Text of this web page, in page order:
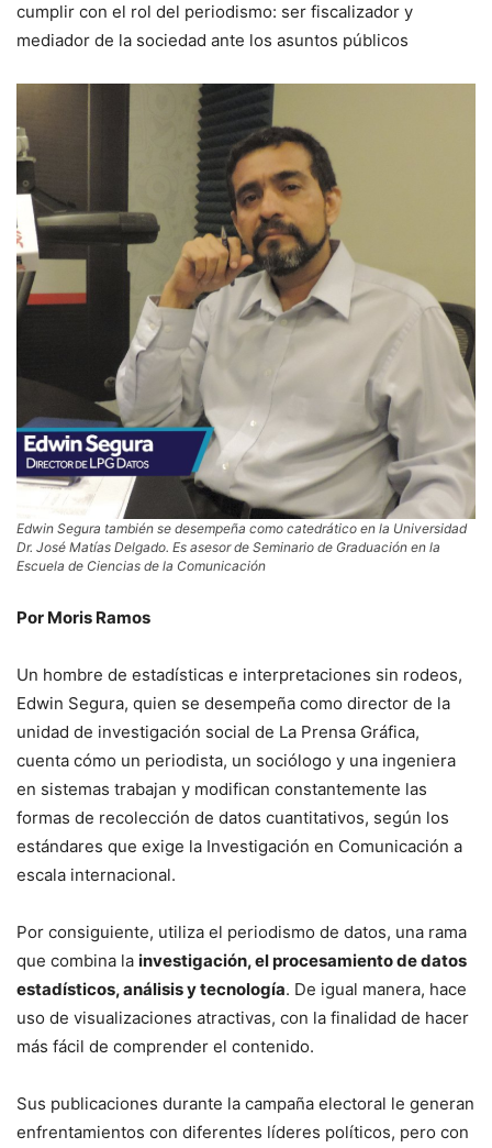
cumplir con el rol del periodismo: ser fiscalizador y
mediador de la sociedad ante los asuntos públicos
Edwin Segura también se desempeña como catedrático en la Universidad
Dr. José Matías Delgado. Es asesor de Seminario de Graduación en la
Escuela de Ciencias de la Comunicación
Por Moris Ramos
Un hombre de estadísticas e interpretaciones sin rodeos,
Edwin Segura, quien se desempeña como director de la
unidad de investigación social de La Prensa Gráfica,
cuenta cómo un periodista, un sociólogo y una ingeniera
en sistemas trabajan y modifican constantemente las
formas de recolección de datos cuantitativos, según los
estándares que exige la Investigación en Comunicación a
escala internacional.
Por consiguiente, utiliza el periodismo de datos, una rama
que combina la investigación, el procesamiento de datos
estadísticos, análisis y tecnología. De igual manera, hace
uso de visualizaciones atractivas, con la finalidad de hacer
más fácil de comprender el contenido.
Sus publicaciones durante la campaña electoral le generan
enfrentamientos con diferentes líderes políticos, pero con